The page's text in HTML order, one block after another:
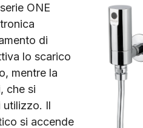
ONE
di
lo scarico
mentre la
che si
utilizzo. Il
si accende